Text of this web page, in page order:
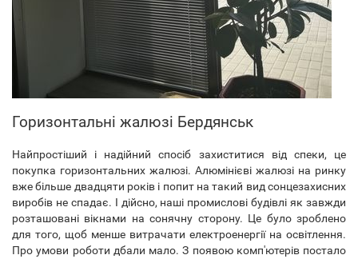
Горизонтальні жалюзі Бердянськ
Найпростіший і надійний спосіб захиститися від спеки, це
покупка горизонтальних жалюзі. Алюмінієві жалюзі на ринку
вже більше двадцяти років і попит на такий вид сонцезахисних
виробів не спадає. І дійсно, наші промислові будівлі як завжди
розташовані вікнами на сонячну сторону. Це було зроблено
для того, щоб менше витрачати електроенергії на освітлення.
Про умови роботи дбали мало. З появою комп'ютерів постало